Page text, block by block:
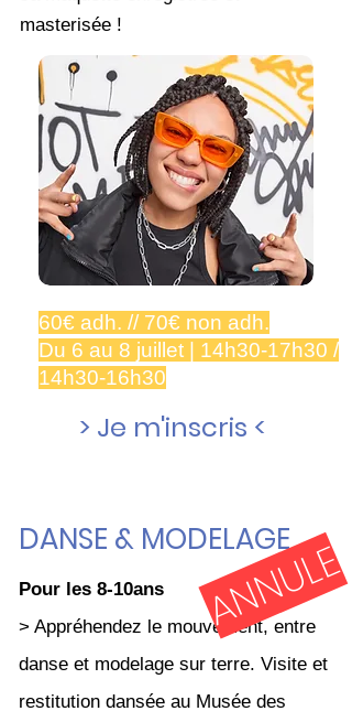
masterisée !
60€ adh. // 70€ non adh.
Du 6 au 8 juillet | 14h30-17h30 /
14h30-16h30
> Je m'inscris <
DANSE & MODELAGE
Pour les 8-10ans
> Appréhendez le mouvement, entre
danse et modelage sur terre. Visite et
restitution dansée au Musée des
ANNULE